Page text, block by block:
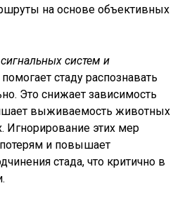
на основе объективных
сигнальных систем и
помогает стаду распознавать
Это снижает зависимость
выживаемость животных
Игнорирование этих мер
и повышает
стада, что критично в